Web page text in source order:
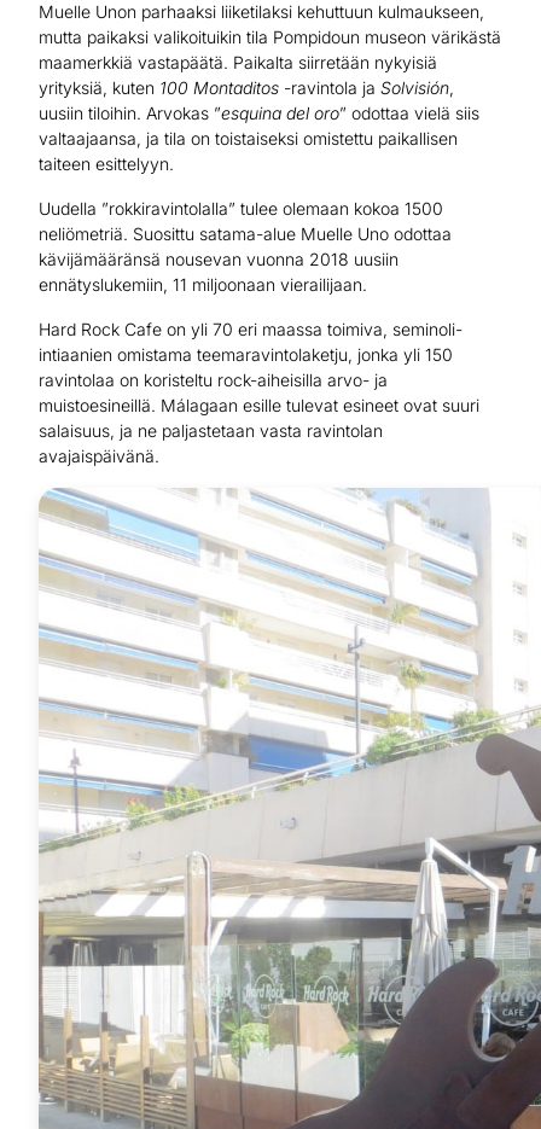
Muelle Unon parhaaksi liiketilaksi kehuttuun kulmaukseen,
mutta paikaksi valikoituikin tila Pompidoun museon värikästä
maamerkkiä vastapäätä. Paikalta siirretään nykyisiä
yrityksiä, kuten 100 Montaditos -ravintola ja Solvisión,
uusiin tiloihin. Arvokas ”esquina del oro” odottaa vielä siis
valtaajaansa, ja tila on toistaiseksi omistettu paikallisen
taiteen esittelyyn.
Uudella ”rokkiravintolalla” tulee olemaan kokoa 1500
neliömetriä. Suosittu satama-alue Muelle Uno odottaa
kävijämääränsä nousevan vuonna 2018 uusiin
ennätyslukemiin, 11 miljoonaan vierailijaan.
Hard Rock Cafe on yli 70 eri maassa toimiva, seminoli-
intiaanien omistama teemaravintolaketju, jonka yli 150
ravintolaa on koristeltu rock-aiheisilla arvo- ja
muistoesineillä. Málagaan esille tulevat esineet ovat suuri
salaisuus, ja ne paljastetaan vasta ravintolan
avajaispäivänä.